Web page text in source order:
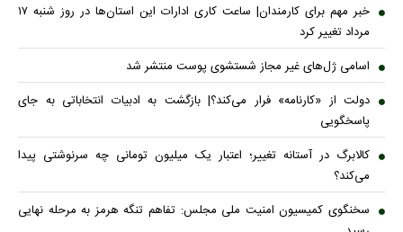
خبر مهم برای کارمندان| ساعت کاری ادارات این استان‌ها در روز شنبه ۱۷
مرداد تغییر کرد
اسامی ژل‌های غیر مجاز شستشوی پوست منتشر شد
دولت از «کارنامه» فرار می‌کند؟| بازگشت به ادبیات انتخاباتی به جای
پاسخگویی
کالابرگ در آستانه تغییر؛ اعتبار یک میلیون تومانی چه سرنوشتی پیدا
می‌کند؟
سخنگوی کمیسیون امنیت ملی مجلس: تفاهم تنگه هرمز به مرحله نهایی